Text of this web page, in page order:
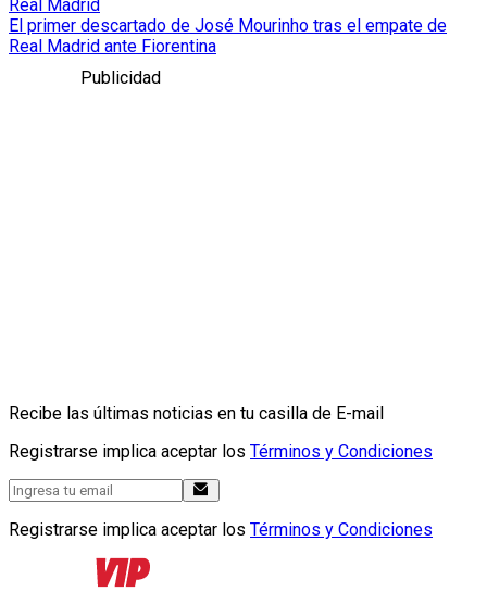
Real Madrid
El primer descartado de José Mourinho tras el empate de
Real Madrid ante Fiorentina
Publicidad
Recibe las últimas noticias en tu casilla de E-mail
Registrarse implica aceptar los Términos y Condiciones
Registrarse implica aceptar los Términos y Condiciones